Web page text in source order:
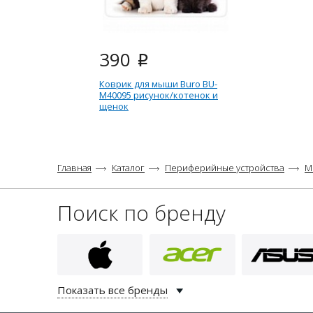
390 i
Коврик для мыши Buro BU-
M40095 рисунок/котенок и
щенок
Главная Каталог Периферийные устройства
Поиск по бренду
Показать все бренды